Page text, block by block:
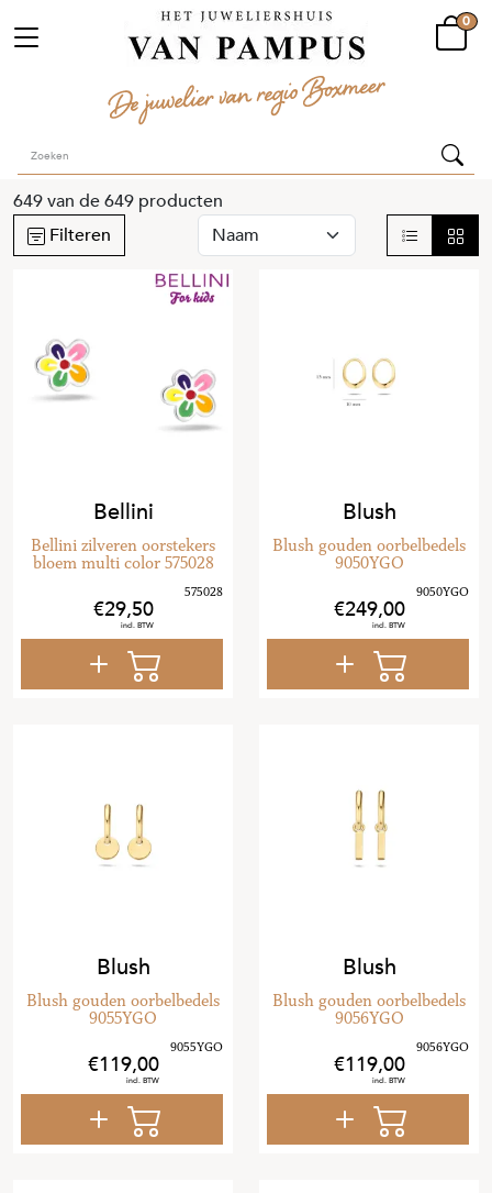
0
649van de649 producten
Filteren
Bellini
Bellini zilveren oorstekers
bloem multi color 575028
29,50
Blush
Blush gouden oorbelbedels
9050YGO
249,00
Blush
Blush gouden oorbelbedels
9055YGO
119,00
Blush
Blush gouden oorbelbedels
9056YGO
119,00